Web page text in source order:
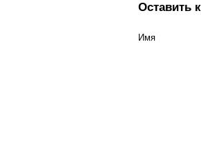
Оставить
Имя